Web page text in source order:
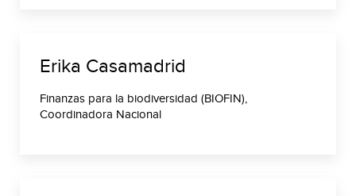
Erika Casamadrid
Finanzas para la biodiversidad (BIOFIN),
Coordinadora Nacional